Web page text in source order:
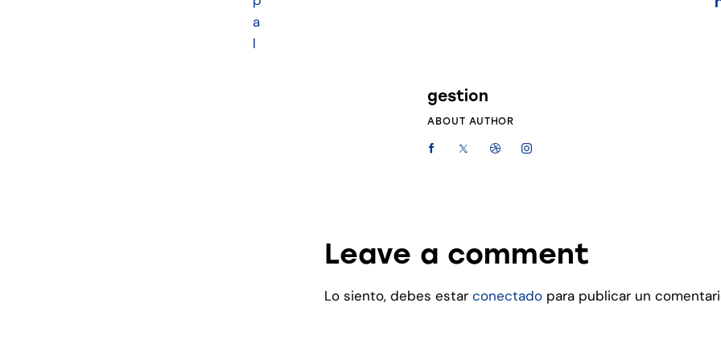
a
l
gestion
ABOUT AUTHOR
Leave a comment
Lo siento, debes estarconectado para publicar un